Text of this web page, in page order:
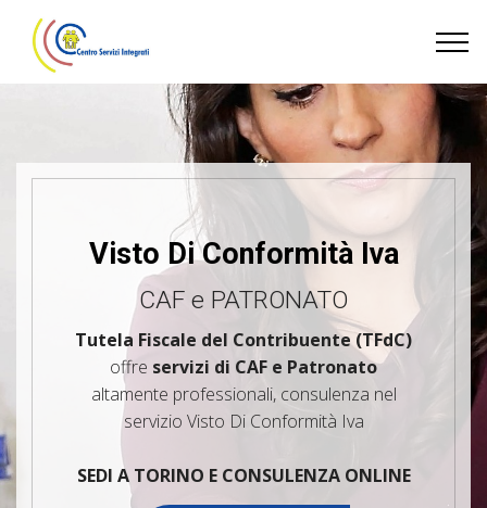
Visto Di Conformità Iva
CAF e PATRONATO
Tutela Fiscale del Contribuente (TFdC)
offre servizi di CAF e Patronato
altamente professionali, consulenza nel
servizio Visto Di Conformità Iva
SEDI A TORINO E CONSULENZA ONLINE